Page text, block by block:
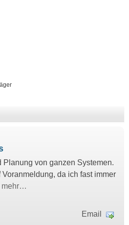
Planung von ganzen Systemen.
Voranmeldung, da ich fast immer
mehr…
Email